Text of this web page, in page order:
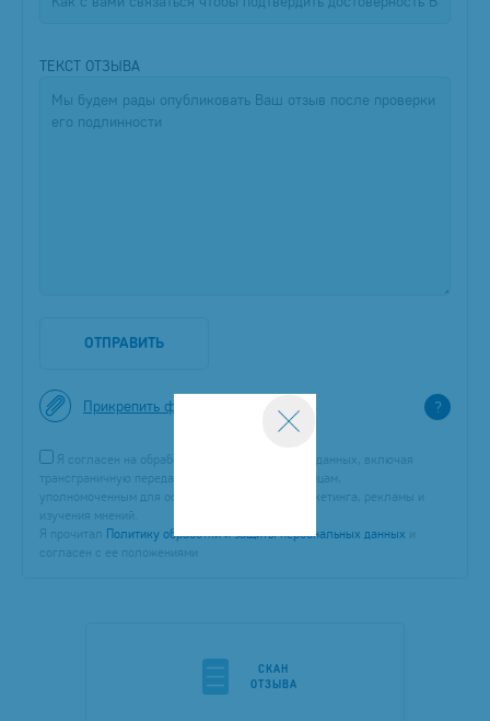
ТЕКСТ ОТЗЫВА
ОТПРАВИТЬ
Прикрепить файл ?
Я согласен на обработку моих персональных данных, включая
трансграничную передачу и передачу третьим лицам,
уполномоченным для осуществления целей маркетинга, рекламы и
изучения мнений.
Я прочитал Политику обработки и защиты персональных данных и
согласен с ее положениями
CКАН
ОТЗЫВА